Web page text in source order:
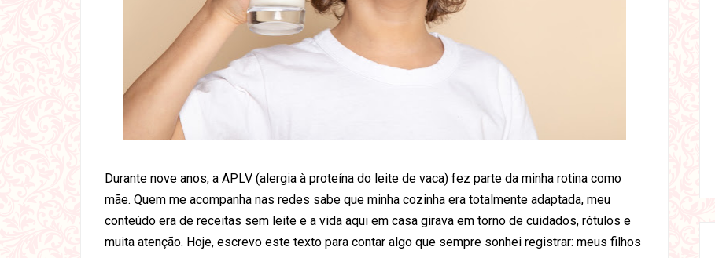
Durante nove anos, a APLV (alergia à proteína do leite de vaca) fez parte da minha rotina como
mãe. Quem me acompanha nas redes sabe que minha cozinha era totalmente adaptada, meu
conteúdo era de receitas sem leite e a vida aqui em casa girava em torno de cuidados, rótulos e
muita atenção. Hoje, escrevo este texto para contar algo que sempre sonhei registrar: meus filhos